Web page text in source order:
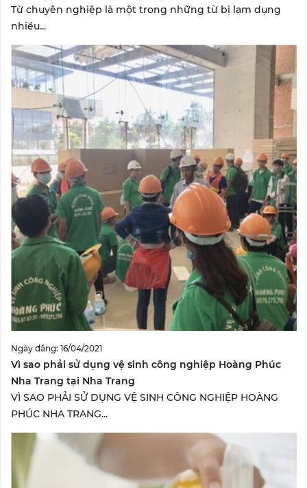
Từ chuyên nghiệp là một trong những từ bị lạm dụng
nhiều...
Ngày đăng: 16/04/2021
Vì sao phải sử dụng vệ sinh công nghiệp Hoàng Phúc
Nha Trang tại Nha Trang
VÌ SAO PHẢI SỬ DỤNG VỆ SINH CÔNG NGHIỆP HOÀNG
PHÚC NHA TRANG...